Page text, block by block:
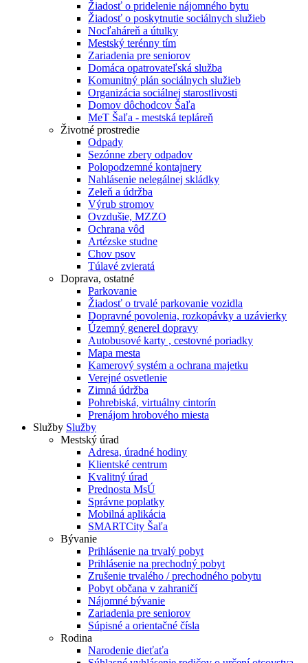
Žiadosť o pridelenie nájomného bytu
Žiadosť o poskytnutie sociálnych služieb
Nocľaháreň a útulky
Mestský terénny tím
Zariadenia pre seniorov
Domáca opatrovateľská služba
Komunitný plán sociálnych služieb
Organizácia sociálnej starostlivosti
Domov dôchodcov Šaľa
MeT Šaľa - mestská tepláreň
Životné prostredie
Odpady
Sezónne zbery odpadov
Polopodzemné kontajnery
Nahlásenie nelegálnej skládky
Zeleň a údržba
Výrub stromov
Ovzdušie, MZZO
Ochrana vôd
Artézske studne
Chov psov
Túlavé zvieratá
Doprava, ostatné
Parkovanie
Žiadosť o trvalé parkovanie vozidla
Dopravné povolenia, rozkopávky a uzávierky
Územný generel dopravy
Autobusové karty , cestovné poriadky
Mapa mesta
Kamerový systém a ochrana majetku
Verejné osvetlenie
Zimná údržba
Pohrebiská, virtuálny cintorín
Prenájom hrobového miesta
Služby Služby
Mestský úrad
Adresa, úradné hodiny
Klientské centrum
Kvalitný úrad
Prednosta MsÚ
Správne poplatky
Mobilná aplikácia
SMARTCity Šaľa
Bývanie
Prihlásenie na trvalý pobyt
Prihlásenie na prechodný pobyt
Zrušenie trvalého / prechodného pobytu
Pobyt občana v zahraničí
Nájomné bývanie
Zariadenia pre seniorov
Súpisné a orientačné čísla
Rodina
Narodenie dieťaťa